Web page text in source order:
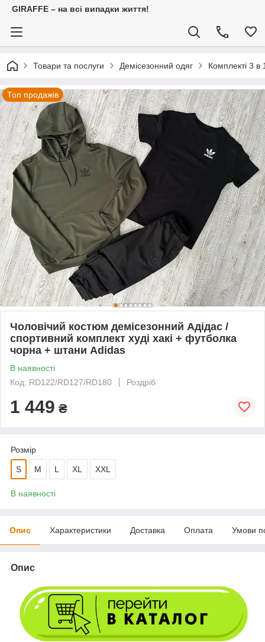
GIRAFFE – на всі випадки життя!
Товари та послуги Демісезонний одяг Комплекті 3 в
Топ продажів
Чоловічий костюм демісезонний Адідас /
спортивний комплект худі хакі + футболка
чорна + штани Adidas
В наявності
Код: RD122/RD127/RD180
Роздріб
1 449 ₴
Розмір
S M L XL XXL
В наявності
Опис Характеристики Доставка Оплата Умови
Опис